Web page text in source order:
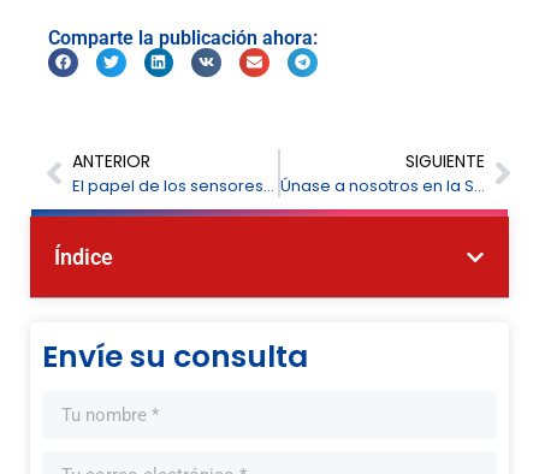
Comparte la publicación ahora:
ANTERIOR
El papel de los sensores en las ciudades inteligentes: impulsando el desarrollo urbano sostenible
SIGUIENTE
Únase a nosotros en la Semana del Agua de Vietnam 2025, stand 204.
Índice
Envíe su consulta